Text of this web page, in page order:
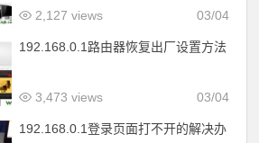
03/04
2,127 views
192.168.0.1路由器恢复出厂设置方法
03/04
3,473 views
192.168.0.1登录页面打不开的解决办